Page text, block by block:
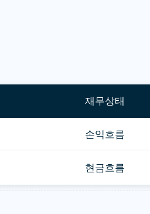
재무상태
손익흐름
현금흐름